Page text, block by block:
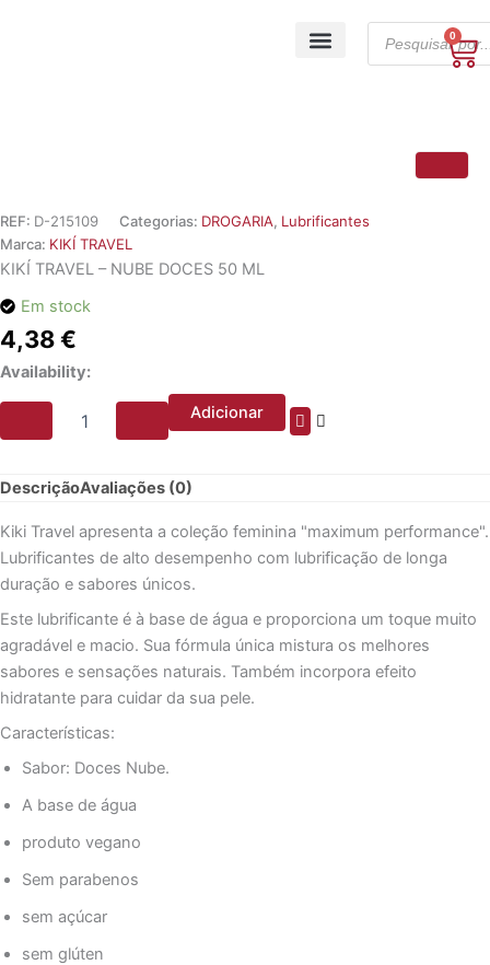
search
0
REF: D-215109 Categorias: DROGARIA, Lubrificantes
Marca: KIKÍ TRAVEL
KIKÍ TRAVEL – NUBE DOCES 50 ML
Em stock
4,38€
Availability:Quantidade
TRAVEL
NUBE
DOCES
ML
Adicionar
DescriçãoAvaliações (0)
Kiki Travel apresenta a coleção feminina "maximum performance".
Lubrificantes de alto desempenho com lubrificação de longa
duração e sabores únicos.
Este lubrificante é à base de água e proporciona um toque muito
agradável e macio. Sua fórmula única mistura os melhores
sabores e sensações naturais. Também incorpora efeito
hidratante para cuidar da sua pele.
Características:
Sabor: Doces Nube.
A base de água
produto vegano
Sem parabenos
sem açúcar
sem glúten